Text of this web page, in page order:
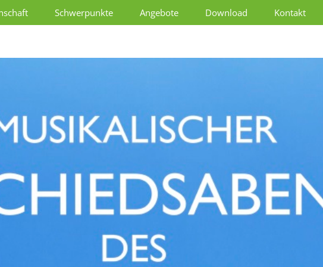
Schwerpunkte Angebote Download Kontakt